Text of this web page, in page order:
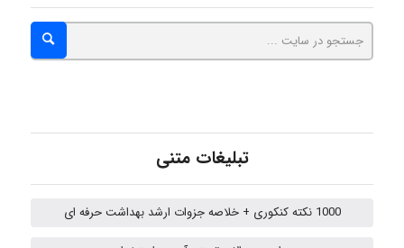
abolfazlkoshehe
A.balandeh
fatima
تبلیغات متنی
1000 نکته کنکوری + خلاصه جزوات ارشد بهداشت حرفه ای